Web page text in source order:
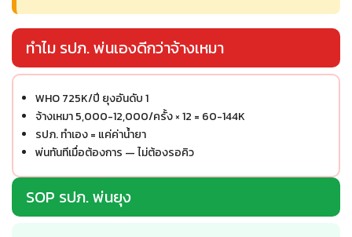
ทำไม รปภ. พ่นเองดีกว่าจ้างเหมา
WHO 725K/ปี ยุงอันดับ 1
จ้างเหมา 5,000-12,000/ครั้ง × 12 = 60-144K
รปภ. ทำเอง = แค่ค่าน้ำยา
พ่นทันทีเมื่อต้องการ — ไม่ต้องรอคิว
SOP รปภ. พ่นยุง